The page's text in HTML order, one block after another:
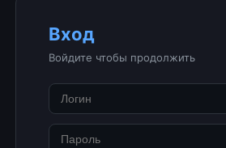
Вход
Войдите чтобы продолжить